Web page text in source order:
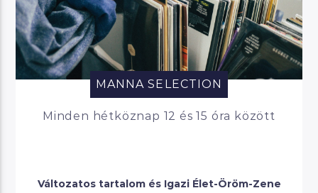
MANNA SELECTION
Minden hétköznap 12 és 15 óra között
Változatos tartalom és Igazi Élet-Öröm-Zene